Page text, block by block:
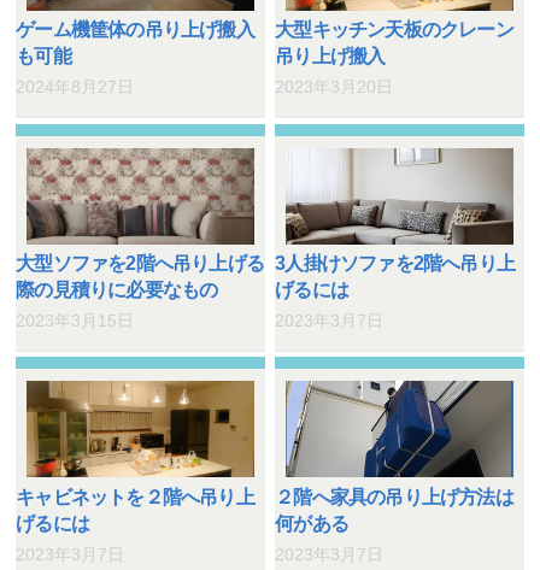
ゲーム機筐体の吊り上げ搬入
も可能
2024年8月27日
大型キッチン天板のクレーン
吊り上げ搬入
2023年3月20日
大型ソファを2階へ吊り上げる
際の見積りに必要なもの
2023年3月15日
3人掛けソファを2階へ吊り上
げるには
2023年3月7日
キャビネットを２階へ吊り上
げるには
2023年3月7日
２階へ家具の吊り上げ方法は
何がある
2023年3月7日